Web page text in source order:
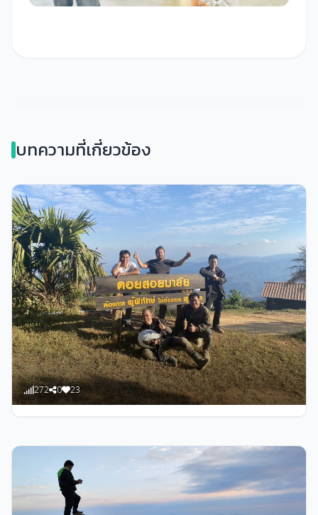
บทความที่เกี่ยวข้อง
272 0 23
เดินทางซ้ำรอยบอกเลยว่าสนุกมาก ครั้งหนึ่งในชีวิต